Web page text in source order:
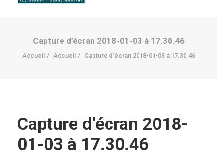
Capture d’écran 2018-01-03 à 17.30.46
Accueil Accueil Capture d’écran 2018-01-03 à 17.30.46
Capture d’écran 2018-
01-03 à 17.30.46